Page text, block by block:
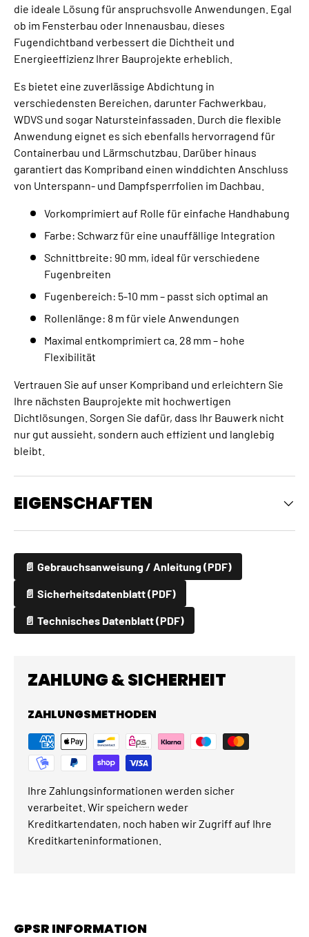
die ideale Lösung für anspruchsvolle Anwendungen. Egal
ob im Fensterbau oder Innenausbau, dieses
Fugendichtband verbessert die Dichtheit und
Energieeffizienz Ihrer Bauprojekte erheblich.
Es bietet eine zuverlässige Abdichtung in
verschiedensten Bereichen, darunter Fachwerkbau,
WDVS und sogar Natursteinfassaden. Durch die flexible
Anwendung eignet es sich ebenfalls hervorragend für
Containerbau und Lärmschutzbau. Darüber hinaus
garantiert das Kompriband einen winddichten Anschluss
von Unterspann- und Dampfsperrfolien im Dachbau.
Vorkomprimiert auf Rolle für einfache Handhabung
Farbe: Schwarz für eine unauffällige Integration
Schnittbreite: 90 mm, ideal für verschiedene
Fugenbreiten
Fugenbereich: 5-10 mm – passt sich optimal an
Rollenlänge: 8 m für viele Anwendungen
Maximal entkomprimiert ca. 28 mm – hohe
Flexibilität
Vertrauen Sie auf unser Kompriband und erleichtern Sie
Ihre nächsten Bauprojekte mit hochwertigen
Dichtlösungen. Sorgen Sie dafür, dass Ihr Bauwerk nicht
nur gut aussieht, sondern auch effizient und langlebig
bleibt.
EIGENSCHAFTEN
📄 Gebrauchsanweisung / Anleitung (PDF)
📄 Sicherheitsdatenblatt (PDF)
📄 Technisches Datenblatt (PDF)
ZAHLUNG & SICHERHEIT
ZAHLUNGSMETHODEN
Ihre Zahlungsinformationen werden sicher
verarbeitet. Wir speichern weder
Kreditkartendaten, noch haben wir Zugriff auf Ihre
Kreditkarteninformationen.
GPSR INFORMATION